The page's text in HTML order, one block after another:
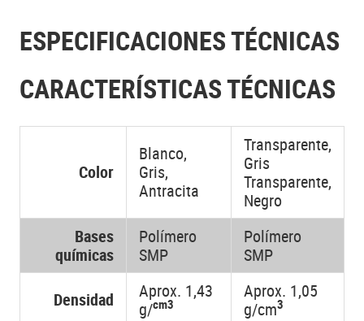
ESPECIFICACIONES TÉCNICAS
CARACTERÍSTICAS TÉCNICAS
Color
Blanco,
Gris,
Antracita
Transparente,
Gris
Transparente,
Negro
Bases
químicas
Polímero
SMP
Polímero
SMP
Densidad
Aprox. 1,43
g/cm3
Aprox. 1,05
g/cm3